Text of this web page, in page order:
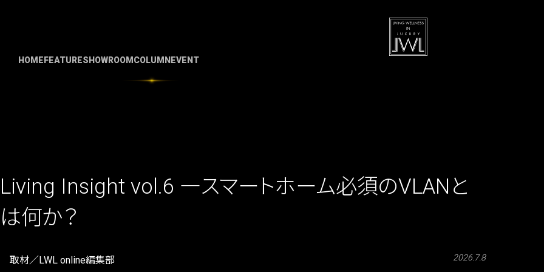
HOME FEATURESHOWROOM COLUMN EVENT
Living Insight vol.6 ―スマートホーム必須のVLANと
は何か？
取材／LWL online編集部 2026.7.8